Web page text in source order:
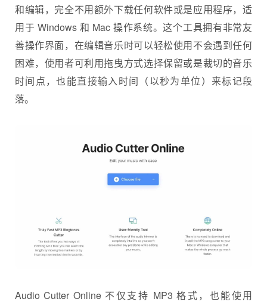
和编辑，完全不用额外下载任何软件或是应用程序，适
用于 Windows 和 Mac 操作系统。这个工具拥有非常友
善操作界面，在编辑音乐时可以轻松使用不会遇到任何
困难，使用者可利用拖曳方式选择保留或是裁切的音乐
时间点，也能直接输入时间（以秒为单位）来标记段
落。
Audio Cutter Online 不仅支持 MP3 格式，也能使用